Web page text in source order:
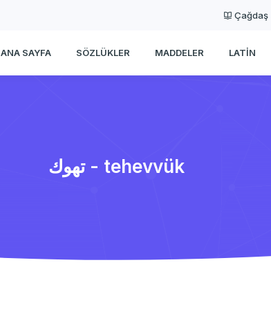
Çağdaş
ANA SAYFA SÖZLÜKLER MADDELER LATIN
تهوك - tehevvük